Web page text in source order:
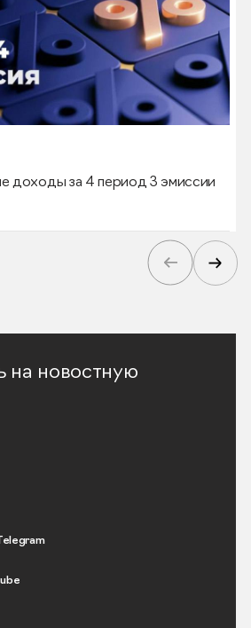
доходы за 4 период 3 эмиссии
на новостную